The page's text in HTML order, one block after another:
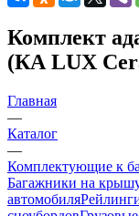
Комплект
(КА LUX
Главная
—
Каталог
—
Комплектующие к
Багажники на
автомобиля